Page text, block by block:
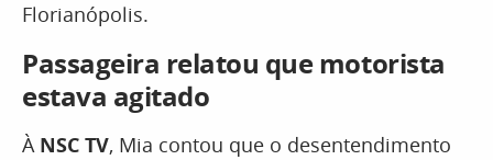
Florianópolis.
Passageira relatou que motorista
estava agitado
À NSC TV, Mia contou que o desentendimento